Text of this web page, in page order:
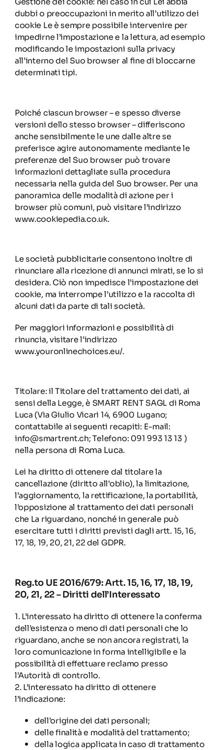
dubbi o preoccupazioni in merito all’utilizzo dei
cookie Le è sempre possibile intervenire per
impedirne l’impostazione e la lettura, ad esempio
modificando le impostazioni sulla privacy
all’interno del Suo browser al fine di bloccarne
determinati tipi.
Poiché ciascun browser – e spesso diverse
versioni dello stesso browser – differiscono
anche sensibilmente le une dalle altre se
preferisce agire autonomamente mediante le
preferenze del Suo browser può trovare
informazioni dettagliate sulla procedura
necessaria nella guida del Suo browser. Per una
panoramica delle modalità di azione per i
browser più comuni, può visitare l’indirizzo
www.cookiepedia.co.uk.
Le società pubblicitarie consentono inoltre di
rinunciare alla ricezione di annunci mirati, se lo si
desidera. Ciò non impedisce l’impostazione dei
cookie, ma interrompe l’utilizzo e la raccolta di
alcuni dati da parte di tali società.
Per maggiori informazioni e possibilità di
rinuncia, visitare l’indirizzo
www.youronlinechoices.eu/.
Titolare: il Titolare del trattamento dei dati, ai
sensi della Legge, è SMART RENT SAGL di Roma
Luca (Via Giulio Vicari 14, 6900 Lugano;
contattabile ai seguenti recapiti: E-mail:
info@smartrent.ch; Telefono: 091 993 13 13 )
nella persona di Roma Luca.
Lei ha diritto di ottenere dal titolare la
cancellazione (diritto all’oblio), la limitazione,
l’aggiornamento, la rettificazione, la portabilità,
l’opposizione al trattamento dei dati personali
che La riguardano, nonché in generale può
esercitare tutti i diritti previsti dagli artt. 15, 16,
17, 18, 19, 20, 21, 22 del GDPR.
Reg.to UE 2016/679: Artt. 15, 16, 17, 18, 19,
20, 21, 22 – Diritti dell’Interessato
1. L’interessato ha diritto di ottenere la conferma
dell’esistenza o meno di dati personali che lo
riguardano, anche se non ancora registrati, la
loro comunicazione in forma intelligibile e la
possibilità di effettuare reclamo presso
l’Autorità di controllo.
2. L’interessato ha diritto di ottenere
l’indicazione:
dell’origine dei dati personali;
delle finalità e modalità del trattamento;
della logica applicata in caso di trattamento